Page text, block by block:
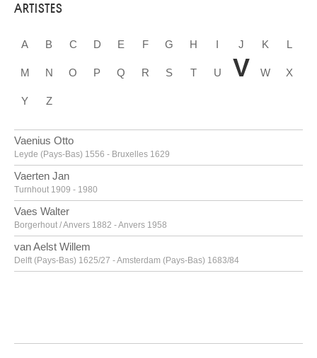
ARTISTES
A B C D E F G H I J K L
M N O P Q R S T U V W X
Y Z
Vaenius Otto
Leyde (Pays-Bas) 1556 - Bruxelles 1629
Vaerten Jan
Turnhout 1909 - 1980
Vaes Walter
Borgerhout / Anvers 1882 - Anvers 1958
van Aelst Willem
Delft (Pays-Bas) 1625/27 - Amsterdam (Pays-Bas) 1683/84